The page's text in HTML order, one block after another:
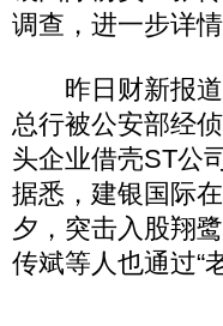
调查，进一步详
昨日财新报道
总行被公安部经
头企业借壳ST公
据悉，建银国际
夕，突击入股翔
传斌等人也通过“